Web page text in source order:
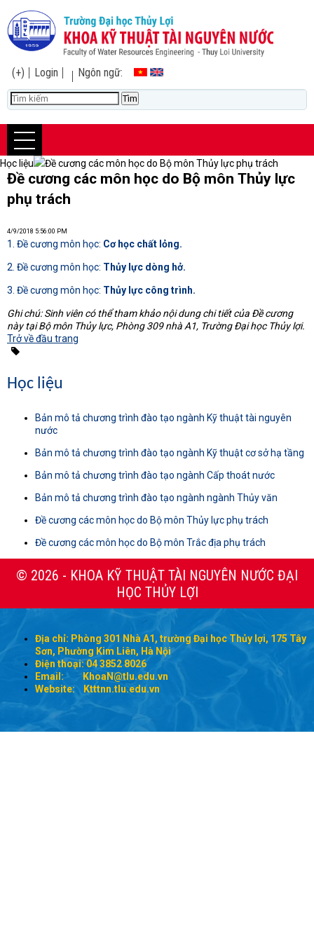
(+) Login Ngôn ngữ:
Học liệu Đề cương các môn học do Bộ môn Thủy lực phụ trách
Đề cương các môn học do Bộ môn Thủy lực
phụ trách
4/9/2018 5:56:00 PM
1. Đề cương môn học: Cơ học chất lỏng.
2. Đề cương môn học: Thủy lực dòng hở.
3. Đề cương môn học: Thủy lực công trình.
Ghi chú: Sinh viên có thể tham khảo nội dung chi tiết của Đề cương
này tại Bộ môn Thủy lực, Phòng 309 nhà A1, Trường Đại học Thủy lợi.
Trở về đầu trang
Học liệu
Bản mô tả chương trình đào tạo ngành Kỹ thuật tài nguyên
nước
Bản mô tả chương trình đào tạo ngành Kỹ thuật cơ sở hạ tầng
Bản mô tả chương trình đào tạo ngành Cấp thoát nước
Bản mô tả chương trình đào tạo ngành ngành Thủy văn
Đề cương các môn học do Bộ môn Thủy lực phụ trách
Đề cương các môn học do Bộ môn Trắc địa phụ trách
© 2026 - KHOA KỸ THUẬT TÀI NGUYÊN NƯỚC ĐẠI
HỌC THỦY LỢI
Địa chỉ: Phòng 301 Nhà A1, trường Đại học Thủy lợi, 175 Tây
Sơn, Phường Kim Liên, Hà Nội
Điện thoại: 04 3852 8026
Email: KhoaN@tlu.edu.vn
Website: Ktttnn.tlu.edu.vn